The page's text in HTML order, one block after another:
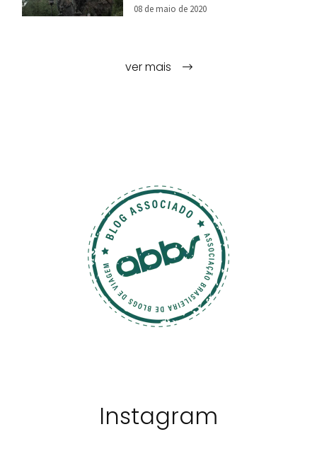
08 de maio de 2020
ver mais
Instagram